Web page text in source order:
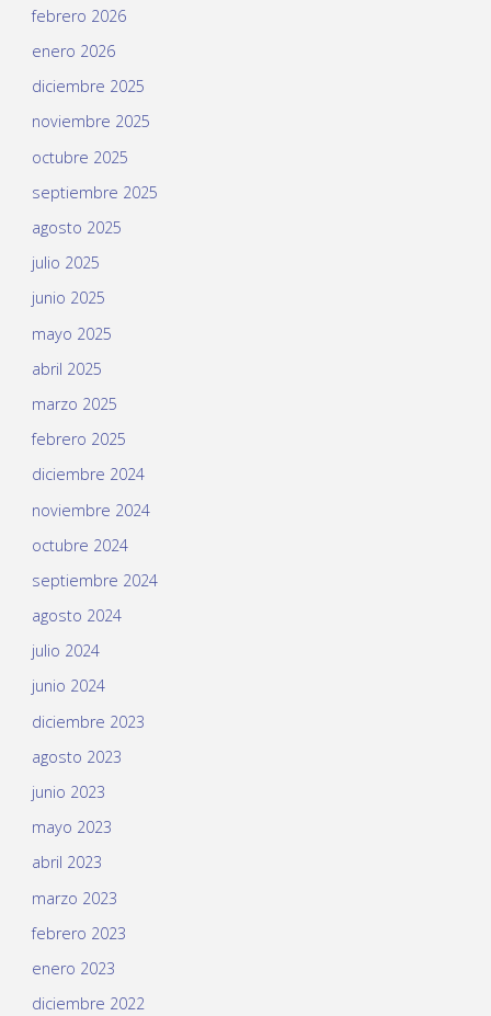
febrero 2026
enero 2026
diciembre 2025
noviembre 2025
octubre 2025
septiembre 2025
agosto 2025
julio 2025
junio 2025
mayo 2025
abril 2025
marzo 2025
febrero 2025
diciembre 2024
noviembre 2024
octubre 2024
septiembre 2024
agosto 2024
julio 2024
junio 2024
diciembre 2023
agosto 2023
junio 2023
mayo 2023
abril 2023
marzo 2023
febrero 2023
enero 2023
diciembre 2022